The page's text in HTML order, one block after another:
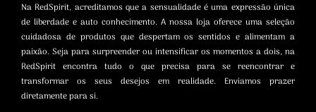
Na RedSpirit, acreditamos que a sensualidade é uma expressão única
de liberdade e auto conhecimento. A nossa loja oferece uma seleção
cuidadosa de produtos que despertam os sentidos e alimentam a
paixão. Seja para surpreender ou intensificar os momentos a dois, na
RedSpirit encontra tudo o que precisa para se reencontrar e
transformar os seus desejos em realidade. Enviamos prazer
diretamente para si.